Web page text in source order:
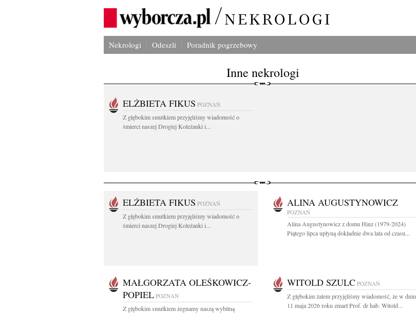
Nekrologi Odeszli Poradnik pogrzebowy
Inne nekrologi
ELŻBIETA FIKUS POZNAŃ
Z głębokim smutkiem przyjęliśmy wiadomość o
śmierci naszej Drogiej Koleżanki i...
ELŻBIETA FIKUS POZNAŃ
Z głębokim smutkiem przyjęliśmy wiadomość o
śmierci naszej Drogiej Koleżanki i...
ALINA AUGUSTYNOWICZ
POZNAŃ
Alina Augustynowicz z domu Hinz (1979-2024)
Piątego lipca upłyną dokładnie dwa lata od czasu...
MAŁGORZATA OLEŚKOWICZ-
POPIEL POZNAŃ
Z głębokim smutkiem żegnamy naszą wybitną
WITOLD SZULC POZNAŃ
Z głębokim żalem przyjęliśmy wiadomość, że w dniu
11 maja 2026 roku zmarł Prof. dr hab. Witold...